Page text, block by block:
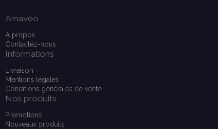
Amavéo
A propos
Contactez-nous
Informations
Livraison
Mentions légales
Conditions générales de vente
Nos produits
Promotions
Nouveaux produits